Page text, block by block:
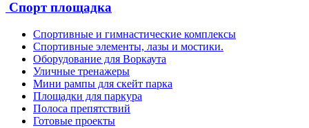
Спорт площадка
Спортивные и гимнастические комплексы
Спортивные элементы, лазы и мостики.
Оборудование для Воркаута
Уличные тренажеры
Мини рампы для скейт парка
Площадки для паркура
Полоса препятствий
Готовые проекты